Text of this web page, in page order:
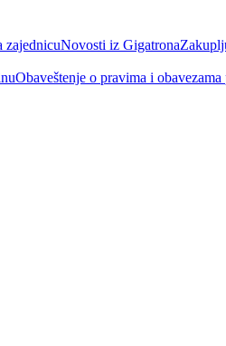
zajednicuNovosti iz Gigatrona
Obaveštenje o pravima i obavezama